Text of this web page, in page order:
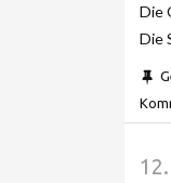
Die
Die